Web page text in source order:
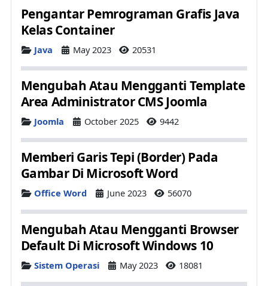
Pengantar Pemrograman Grafis Java
Kelas Container
Details
Java May 2023 20531
Mengubah Atau Mengganti Template
Area Administrator CMS Joomla
DetailsJoomla October 2025 9442
Memberi Garis Tepi (Border) Pada
Gambar Di Microsoft Word
Details
Office Word June 2023 56070
Mengubah Atau Mengganti Browser
Default Di Microsoft Windows 10
Details
Sistem Operasi May 2023 18081